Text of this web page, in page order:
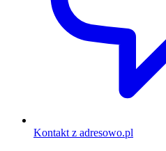
Kontakt z adresowo.pl